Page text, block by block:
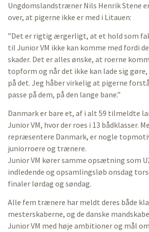
Ungdomslandstræner Nils Henrik Stene
over, at pigerne ikke er med i Litauen:
”Det er rigtig ærgerligt, at et hold som
til Junior VM ikke kan komme med fordi
skader. Det er alles ønske, at roerne
topform og når det ikke kan lade sig
på det. Jeg håber virkelig at pigerne
passe på dem, på den lange bane.”
Danmark er bare et, af i alt 59 tilmeldte
Junior VM, hvor der roes i 13 bådklasser.
repræsentere Danmark, er nogle
juniorroere og trænere.
Junior VM kører samme opsætning som
indledende og opsamlingsløb onsdag
finaler lørdag og søndag.
Alle fem trænere har meldt deres både
mesterskaberne, og de danske
Junior VM med høje ambitioner og mål